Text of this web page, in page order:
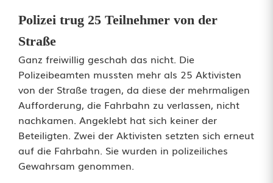
l
i
m
a
a
k
t
Polizei trug 25 Teilnehmer von der
Straße
Ganz freiwillig geschah das nicht. Die
Polizeibeamten mussten mehr als 25 Aktivisten
von der Straße tragen, da diese der mehrmaligen
Aufforderung, die Fahrbahn zu verlassen, nicht
nachkamen. Angeklebt hat sich keiner der
Beteiligten. Zwei der Aktivisten setzten sich erneut
auf die Fahrbahn. Sie wurden in polizeiliches
Gewahrsam genommen.